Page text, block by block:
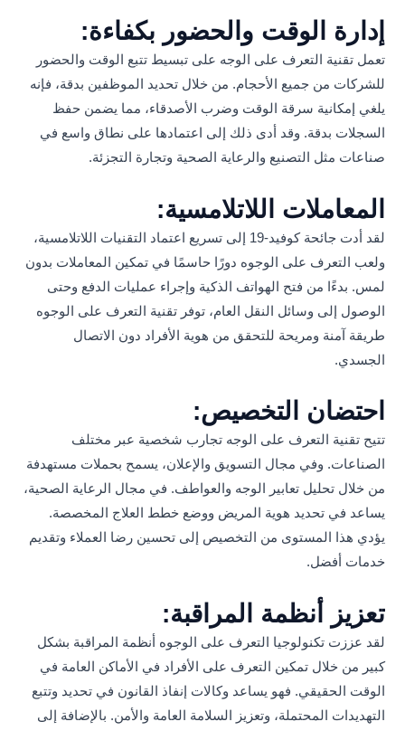
إدارة الوقت والحضور بكفاءة:
تعمل تقنية التعرف على الوجه على تبسيط تتبع الوقت والحضور
للشركات من جميع الأحجام. من خلال تحديد الموظفين بدقة، فإنه
يلغي إمكانية سرقة الوقت وضرب الأصدقاء، مما يضمن حفظ
السجلات بدقة. وقد أدى ذلك إلى اعتمادها على نطاق واسع في
صناعات مثل التصنيع والرعاية الصحية وتجارة التجزئة.
المعاملات اللاتلامسية:
لقد أدت جائحة كوفيد-19 إلى تسريع اعتماد التقنيات اللاتلامسية،
ولعب التعرف على الوجوه دورًا حاسمًا في تمكين المعاملات بدون
لمس. بدءًا من فتح الهواتف الذكية وإجراء عمليات الدفع وحتى
الوصول إلى وسائل النقل العام، توفر تقنية التعرف على الوجوه
طريقة آمنة ومريحة للتحقق من هوية الأفراد دون الاتصال
الجسدي.
احتضان التخصيص:
تتيح تقنية التعرف على الوجه تجارب شخصية عبر مختلف
الصناعات. وفي مجال التسويق والإعلان، يسمح بحملات مستهدفة
من خلال تحليل تعابير الوجه والعواطف. في مجال الرعاية الصحية،
يساعد في تحديد هوية المريض ووضع خطط العلاج المخصصة.
يؤدي هذا المستوى من التخصيص إلى تحسين رضا العملاء وتقديم
خدمات أفضل.
تعزيز أنظمة المراقبة:
لقد عززت تكنولوجيا التعرف على الوجوه أنظمة المراقبة بشكل
كبير من خلال تمكين التعرف على الأفراد في الأماكن العامة في
الوقت الحقيقي. فهو يساعد وكالات إنفاذ القانون في تحديد وتتبع
التهديدات المحتملة، وتعزيز السلامة العامة والأمن. بالإضافة إلى